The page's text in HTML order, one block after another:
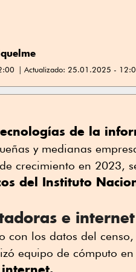
Actualizado: 25.01.2025 -
de la
y medianas
crecimiento en 2023,
del Instituto
e internet
con los datos del
equipo de cómputo